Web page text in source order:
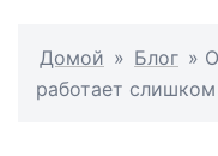
Домой » Блог »
работает